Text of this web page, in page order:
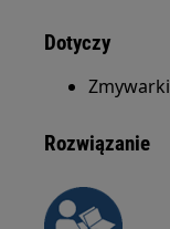
Dotyczy
Zmywarki
Rozwiązanie